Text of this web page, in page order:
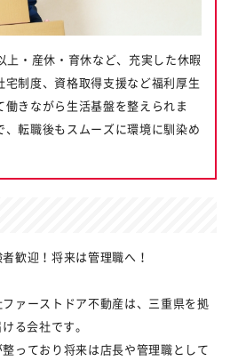
上・産休・育休など、充実した休暇
宅制度、資格取得支援など福利厚生
働きながら生活基盤を整えられま
、転職後もスムーズに環境に馴染め
歓迎！将来は管理職へ！
ァーストドア不動産は、三重県を拠
る会社です。
っており将来は店長や管理職として